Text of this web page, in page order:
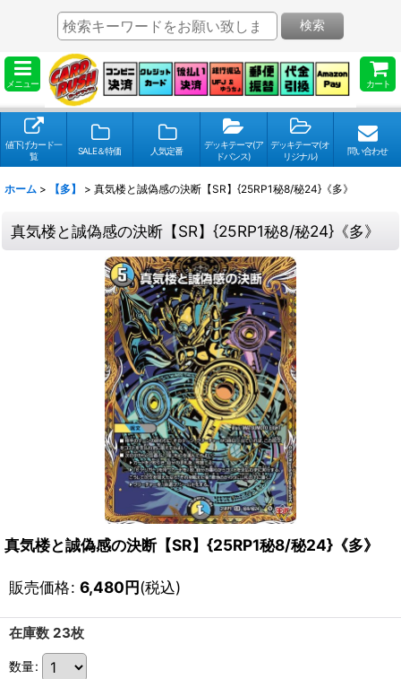
メニュー カート
検索
値下げカード一
覧
SALE＆特価 人気定番
デッキテーマ(ア
ドバンス)
デッキテーマ(オ
リジナル)
問い合わせ
ホーム > 【多】 > 真気楼と誠偽感の決断【SR】{25RP1秘8/秘24}《多》
真気楼と誠偽感の決断【SR】{25RP1秘8/秘24}《多》
真気楼と誠偽感の決断【SR】{25RP1秘8/秘24}《多》
販売価格: 6,480円(税込)
在庫数 23枚
数量: